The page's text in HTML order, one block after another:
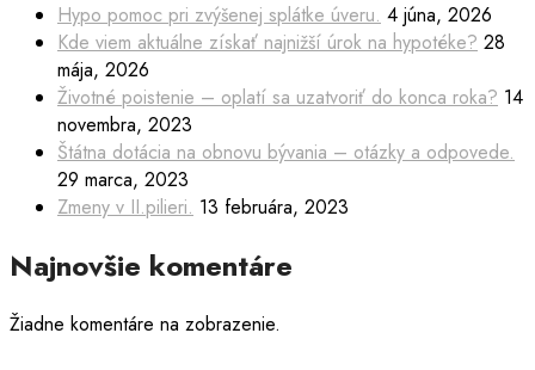
Hypo pomoc pri zvýšenej splátke úveru. 4 júna, 2026
Kde viem aktuálne získať najnižší úrok na hypotéke? 28
mája, 2026
Životné poistenie – oplatí sa uzatvoriť do konca roka? 14
novembra, 2023
Štátna dotácia na obnovu bývania – otázky a odpovede.
29 marca, 2023
Zmeny v II.pilieri. 13 februára, 2023
Najnovšie komentáre
Žiadne komentáre na zobrazenie.